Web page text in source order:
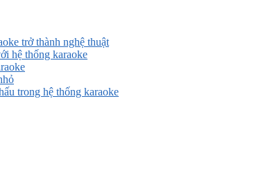
trở thành nghệ thuật
hệ thống karaoke
trong hệ thống karaoke